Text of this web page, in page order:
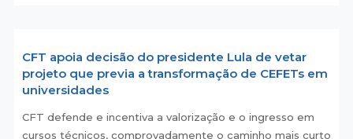
CFT apoia decisão do presidente Lula de vetar
projeto que previa a transformação de CEFETs em
universidades
CFT defende e incentiva a valorização e o ingresso em
cursos técnicos, comprovadamente o caminho mais curto